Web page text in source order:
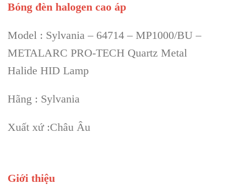
Bóng đèn halogen cao áp
Model : Sylvania – 64714 – MP1000/BU –
METALARC PRO-TECH Quartz Metal
Halide HID Lamp
Hãng : Sylvania
Xuất xứ :Châu Âu
Giới thiệu